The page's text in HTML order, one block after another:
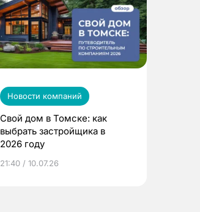
Новости компаний
Свой дом в Томске: как
выбрать застройщика в
2026 году
21:40 / 10.07.26